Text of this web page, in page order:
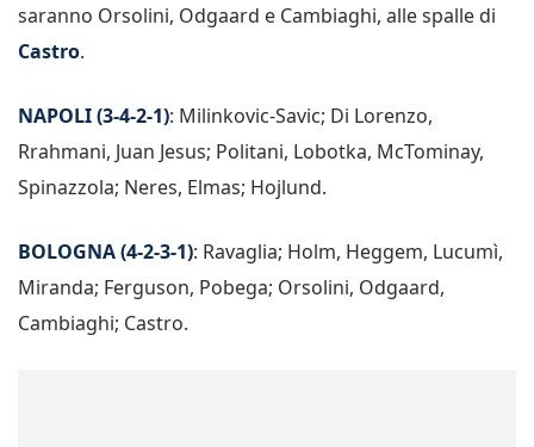
saranno Orsolini, Odgaard e Cambiaghi, alle spalle di
Castro.
NAPOLI (3-4-2-1): Milinkovic-Savic; Di Lorenzo,
Rrahmani, Juan Jesus; Politani, Lobotka, McTominay,
Spinazzola; Neres, Elmas; Hojlund.
BOLOGNA (4-2-3-1): Ravaglia; Holm, Heggem, Lucumì,
Miranda; Ferguson, Pobega; Orsolini, Odgaard,
Cambiaghi; Castro.